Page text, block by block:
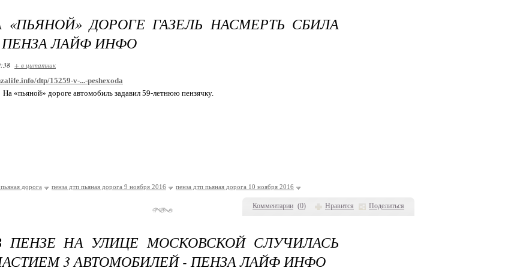
Комментарии (0) Нравится Поделиться
ДОРОГЕ ГАЗЕЛЬ НАСМЕРТЬ СБИЛА
ЛАЙФ ИНФО
+ в цитатник
dtp/15259-v-...-peshexoda
На «пьяной» дороге автомобиль задавил 59-летнюю пензячку.
дорога пенза дтп пьяная дорога 9 ноября 2016 пенза дтп пьяная дорога 10 ноября 2016
ПЕНЗЕ НА УЛИЦЕ МОСКОВСКОЙ СЛУЧИЛАСЬ
3 АВТОМОБИЛЕЙ - ПЕНЗА ЛАЙФ ИНФО